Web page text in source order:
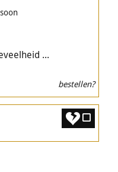
...
bestellen?